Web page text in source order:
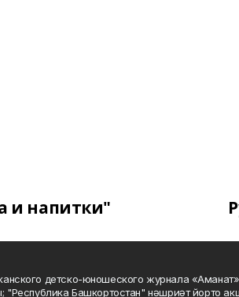
и напитки"
детско-юношеского журнала
Башкортостан" нәшриәт йорто